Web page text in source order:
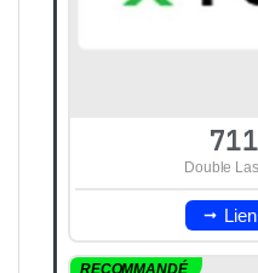
Double